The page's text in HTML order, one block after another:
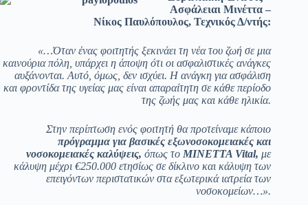
Ασφάλειαι Μινέττα –
Νίκος Παυλόπουλος, Τεχνικός Δ/ντής:
«…Όταν ένας φοιτητής ξεκινάει τη νέα του ζωή σε μια
καινούρια πόλη, υπάρχει η άποψη ότι οι ασφαλιστικές ανάγκες
αυξάνονται. Αυτό, όμως, δεν ισχύει. Η ανάγκη για ασφάλιση
και φροντίδα της υγείας μας είναι απαραίτητη σε κάθε περίοδο
της ζωής μας και κάθε ηλικία.
Στην περίπτωση ενός φοιτητή θα προτείναμε κάποιο
πρόγραμμα για βασικές εξωνοσοκομειακές και
νοσοκομειακές καλύψεις, όπως το MINETTA Vital, με
κάλυψη μέχρι €250.000 ετησίως σε δίκλινο και κάλυψη των
επειγόντων περιστατικών στα εξωτερικά ιατρεία των
νοσοκομείων…».